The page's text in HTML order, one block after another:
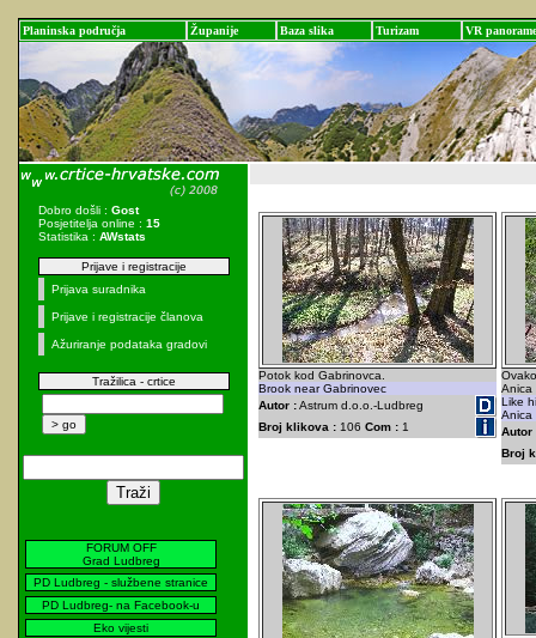
Planinska područja Županije Baza slika Turizam VR panorame
Dobro došli : Gost
Posjetitelja online : 15
Statistika : AWstats
Prijave i registracije
Prijava suradnika
Prijave i registracije članova
Ažuriranje podataka gradovi
Tražilica - crtice
FORUM OFF
Grad Ludbreg
PD Ludbreg - službene stranice
PD Ludbreg- na Facebook-u
Eko vijesti
Potok kod Gabrinovca.
Brook near Gabrinovec
Autor :Astrum d.o.o.-Ludbreg
Broj klikova : 106 Com : 1
Anica
Like
Anica
Autor
Broj